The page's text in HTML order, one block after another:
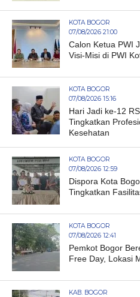
KOTA BOGOR
07/08/2026 21:00
Calon Ketua PWI
Visi-Misi di PWI
KOTA BOGOR
07/08/2026 15:16
Hari Jadi ke-12
Tingkatkan
Kesehatan
KOTA BOGOR
07/08/2026 12:59
Dispora Kota
Tingkatkan
KOTA BOGOR
07/08/2026 12:41
Pemkot Bogor
Free Day, Lokasi
KAB. BOGOR